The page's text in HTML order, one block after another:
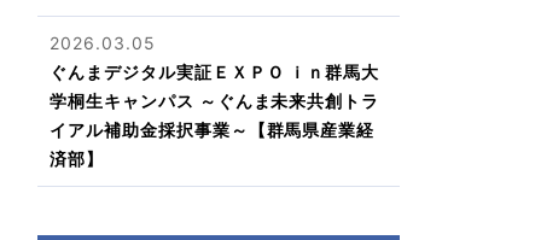
2026.03.05
ぐんまデジタル実証ＥＸＰＯ ｉｎ群馬大
学桐生キャンパス ～ぐんま未来共創トラ
イアル補助金採択事業～【群馬県産業経
済部】